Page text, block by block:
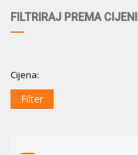
FILTRIRAJ PREMA CIJENI
Cijena:
Filter